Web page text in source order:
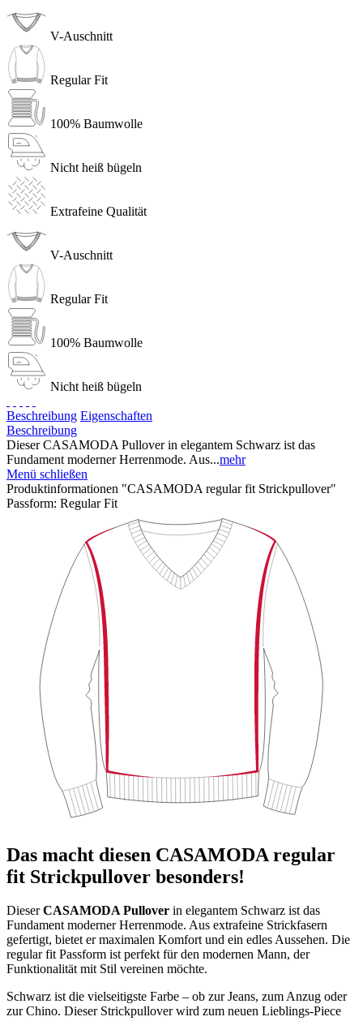
V-Auschnitt
Regular Fit
100% Baumwolle
Nicht heiß bügeln
Extrafeine Qualität
V-Auschnitt
Regular Fit
100% Baumwolle
Nicht heiß bügeln
Beschreibung Eigenschaften
Beschreibung
Dieser CASAMODA Pullover in elegantem Schwarz ist das
Fundament moderner Herrenmode. Aus...mehr
Menü schließen
Produktinformationen "CASAMODA regular fit Strickpullover"
Passform: Regular Fit
Das macht diesen CASAMODA regular
fit Strickpullover besonders!
DieserCASAMODA Pullover in elegantem Schwarz ist das
Fundament moderner Herrenmode. Aus extrafeine Strickfasern
gefertigt, bietet er maximalen Komfort und ein edles Aussehen. Die
regular fit Passform ist perfekt für den modernen Mann, der
Funktionalität mit Stil vereinen möchte.
Schwarz ist die vielseitigste Farbe – ob zur Jeans, zum Anzug oder
zur Chino. Dieser Strickpullover wird zum neuen Lieblings-Piece